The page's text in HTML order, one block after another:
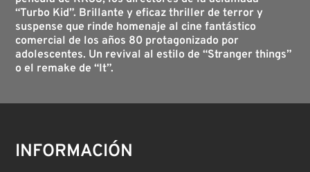
“Turbo Kid”. Brillante y eficaz thriller de terror y
suspense que rinde homenaje al cine fantástico
comercial de los años 80 protagonizado por
adolescentes. Un revival al estilo de “Stranger things”
o el remake de “It”.
INFORMACIÓN